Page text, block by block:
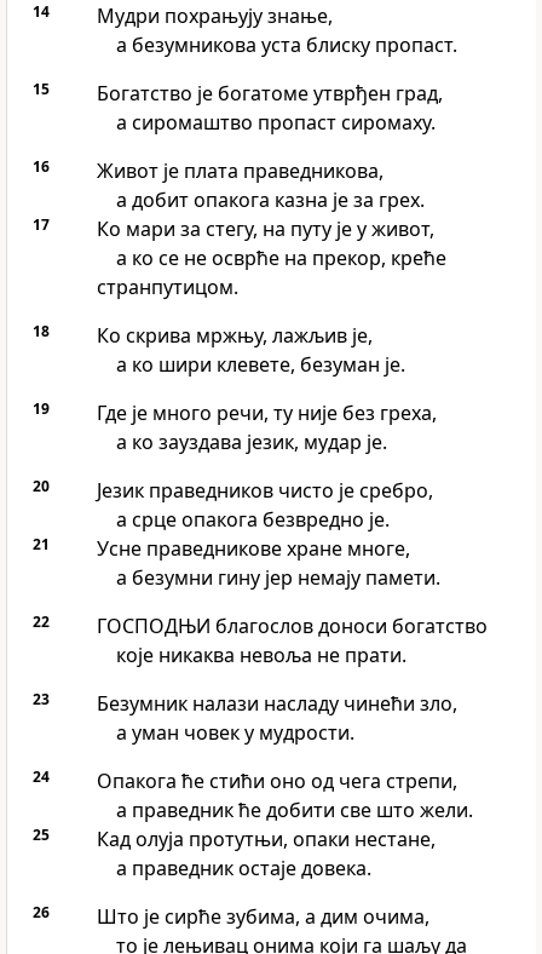
14
Мудри похрањују знање,
а безумникова уста блиску пропаст.
15
Богатство је богатоме утврђен град,
а сиромаштво пропаст сиромаху.
16
Живот је плата праведникова,
а добит опакога казна је за грех.
17
Ко мари за стегу, на путу је у живот,
а ко се не осврће на прекор, креће
странпутицом.
18
Ко скрива мржњу, лажљив је,
а ко шири клевете, безуман је.
19
Где је много речи, ту није без греха,
а ко зауздава језик, мудар је.
20
Језик праведников чисто је сребро,
а срце опакога безвредно је.
21
Усне праведникове хране многе,
а безумни гину јер немају памети.
22
ГОСПОДЊИ благослов доноси богатство
које никаква невоља не прати.
23
Безумник налази насладу чинећи зло,
а уман човек у мудрости.
24
Опакога ће стићи оно од чега стрепи,
а праведник ће добити све што жели.
25
Кад олуја протутњи, опаки нестане,
а праведник остаје довека.
26
Што је сирће зубима, а дим очима,
то је лењивац онима који га шаљу да